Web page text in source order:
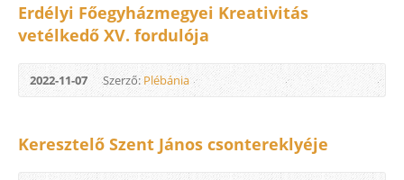
Erdélyi Főegyházmegyei Kreativitás
vetélkedő XV. fordulója
2022-11-07 Szerző:Plébánia
Keresztelő Szent János csontereklyéje